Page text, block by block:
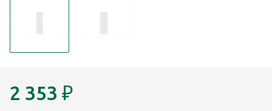
2 353 ₽